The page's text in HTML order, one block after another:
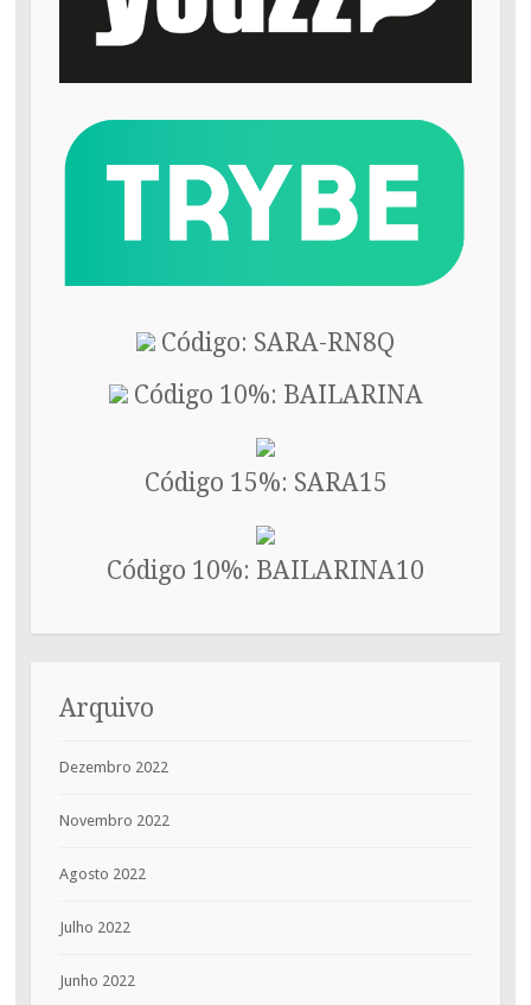
Código: SARA-RN8Q
Código 10%: BAILARINA
Código 15%: SARA15
Código 10%: BAILARINA10
Arquivo
Dezembro 2022
Novembro 2022
Agosto 2022
Julho 2022
Junho 2022